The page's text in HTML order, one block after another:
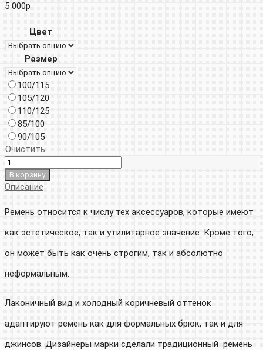
5 000р
Цвет
Размер
100/115
105/120
110/125
85/100
90/105
Очистить
В корзину
Описание
Ремень относится к числу тех аксессуаров, которые имеют
как эстетическое, так и утилитарное значение. Кроме того,
он может быть как очень строгим, так и абсолютно
неформальным.
Лаконичный вид и холодный коричневый оттенок
адаптируют ремень как для формальных брюк, так и для
джинсов. Дизайнеры марки сделали традиционный ремень